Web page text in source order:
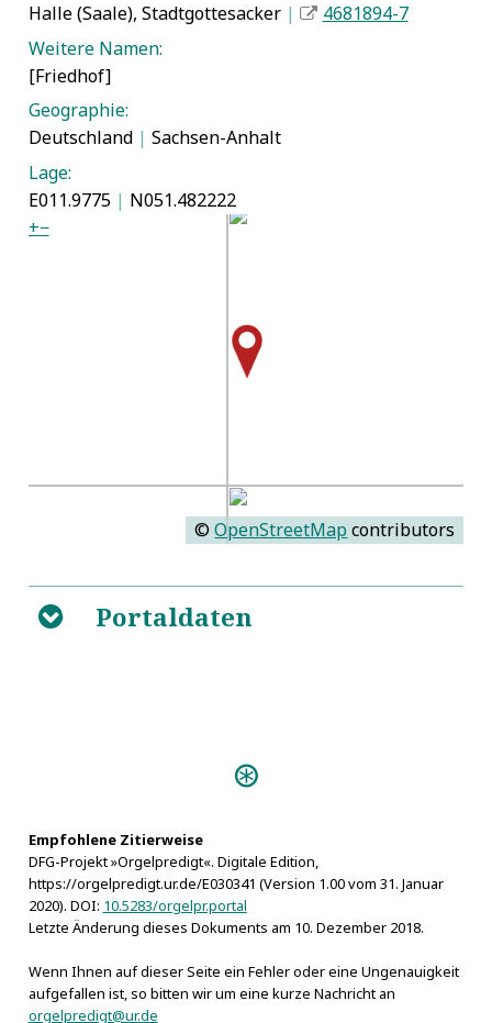
Halle (Saale), Stadtgottesacker |
4681894-7
Weitere Namen:
[Friedhof]
Geographie:
Deutschland | Sachsen-Anhalt
Lage:
E011.9775 | N051.482222
+−
©OpenStreetMap contributors
B Portaldaten
Empfohlene Zitierweise
DFG-Projekt »Orgelpredigt«. Digitale Edition,
https://orgelpredigt.ur.de/E030341 (Version 1.00 vom 31. Januar
2020). DOI: 10.5283/orgelpr.portal
Letzte Änderung dieses Dokuments am 10. Dezember 2018.
Wenn Ihnen auf dieser Seite ein Fehler oder eine Ungenauigkeit
aufgefallen ist, so bitten wir um eine kurze Nachricht an
orgelpredigt@ur.de